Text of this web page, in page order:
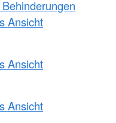
Ansicht
Ansicht
Ansicht